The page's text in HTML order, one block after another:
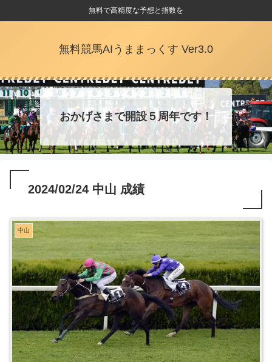
無料で高精度な予想と指数を
無料競馬AIうままっくす Ver3.0
おかげさまで開設５周年です！
2024/02/24 中山 成績
中山